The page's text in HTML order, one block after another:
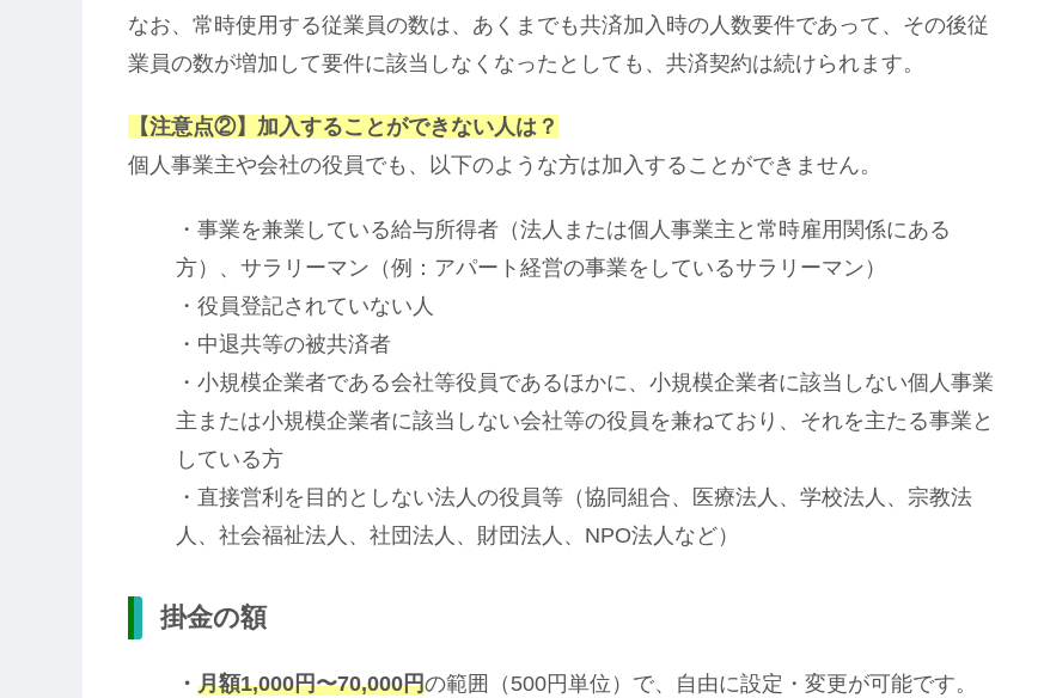
なお、常時使用する従業員の数は、あくまでも共済加入時の人数要件であって、その後従
業員の数が増加して要件に該当しなくなったとしても、共済契約は続けられます。
【注意点②】加入することができない人は？
個人事業主や会社の役員でも、以下のような方は加入することができません。
・事業を兼業している給与所得者（法人または個人事業主と常時雇用関係にある
方）、サラリーマン（例：アパート経営の事業をしているサラリーマン）
・役員登記されていない人
・中退共等の被共済者
・小規模企業者である会社等役員であるほかに、小規模企業者に該当しない個人事業
主または小規模企業者に該当しない会社等の役員を兼ねており、それを主たる事業と
している方
・直接営利を目的としない法人の役員等（協同組合、医療法人、学校法人、宗教法
人、社会福祉法人、社団法人、財団法人、NPO法人など）
掛金の額
・ 月額1,000円〜70,000円の範囲（500円単位）で、自由に設定・変更が可能です。